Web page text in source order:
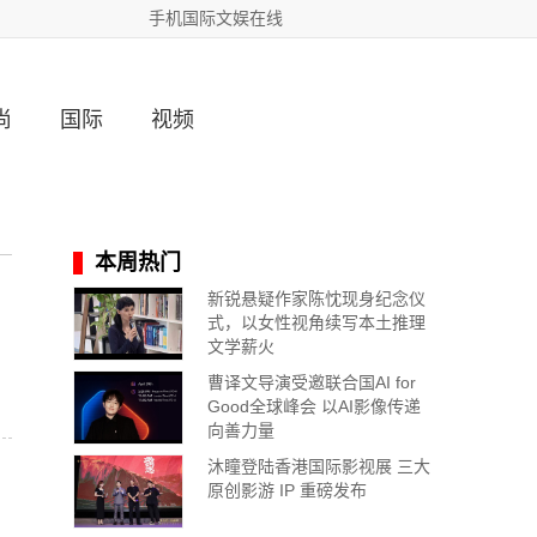
手机国际文娱在线
国际 视频
本周热门
新锐悬疑作家陈忱现身纪念仪
式，以女性视角续写本土推理
文学薪火
曹译文导演受邀联合国AI for
Good全球峰会 以AI影像传递
向善力量
沐瞳登陆香港国际影视展 三大
原创影游 IP 重磅发布